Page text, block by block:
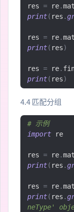
res = re.
print( res .
res = re.
print( res)
res = re.
print( res)
4.4 匹配分组
# 示例
import re
res = re.
print( res .
res = re.
print( res .
neType'